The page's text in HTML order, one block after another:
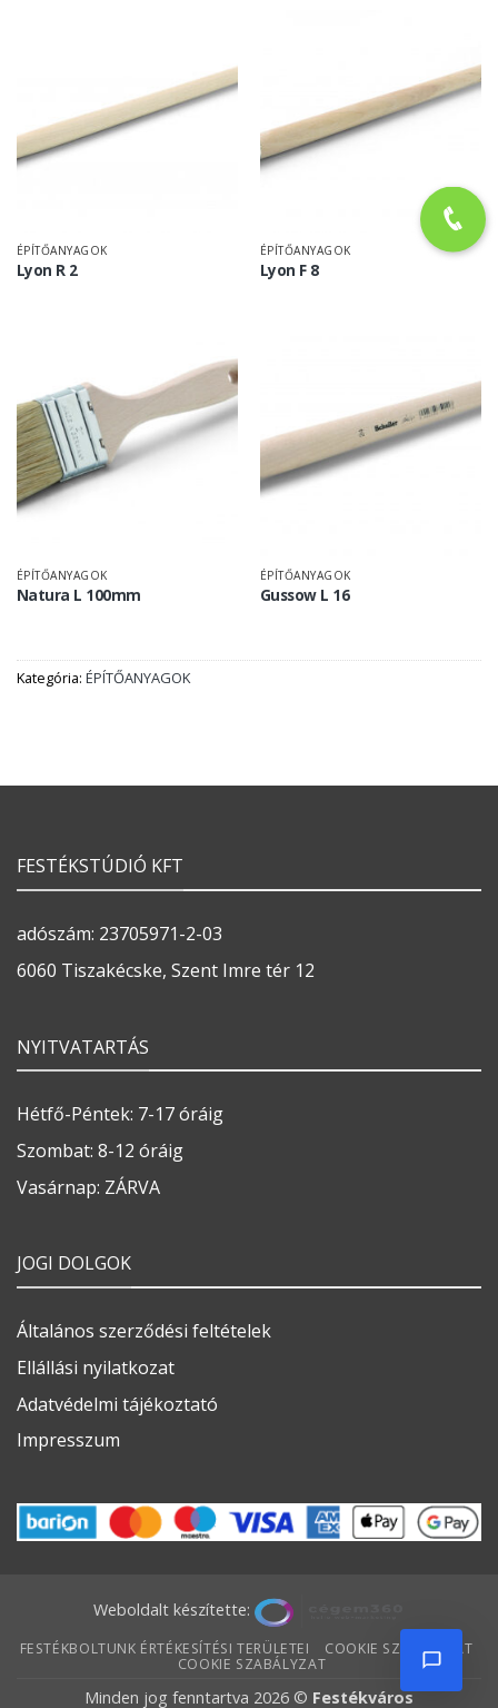
ÉPÍTŐANYAGOK
Lyon R 2
ÉPÍTŐANYAGOK
Lyon F 8
ÉPÍTŐANYAGOK
Natura L 100mm
ÉPÍTŐANYAGOK
Gussow L 16
Kategória: ÉPÍTŐANYAGOK
FESTÉKSTÚDIÓ KFT
adószám: 23705971-2-03
6060 Tiszakécske, Szent Imre tér 12
NYITVATARTÁS
Hétfő-Péntek: 7-17 óráig
Szombat: 8-12 óráig
Vasárnap: ZÁRVA
JOGI DOLGOK
Általános szerződési feltételek
Ellállási nyilatkozat
Adatvédelmi tájékoztató
Impresszum
Weboldalt készítette:
FESTÉKBOLTUNK ÉRTÉKESÍTÉSI TERÜLETEI
COOKIE SZABÁLYZAT
COOKIE SZABÁLYZAT
Minden jog fenntartva 2026 © Festékváros